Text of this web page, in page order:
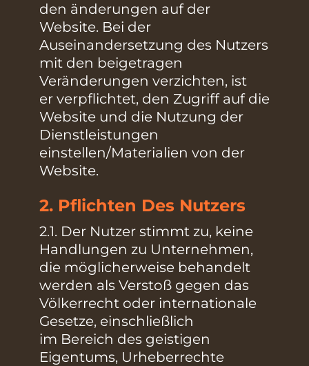
den änderungen auf der
Website. Bei der
Auseinandersetzung des Nutzers
mit den beigetragen
Veränderungen verzichten, ist
er verpflichtet, den Zugriff auf die
Website und die Nutzung der
Dienstleistungen
einstellen/Materialien von der
Website.
2. Pflichten Des Nutzers
2.1. Der Nutzer stimmt zu, keine
Handlungen zu Unternehmen,
die möglicherweise behandelt
werden als Verstoß gegen das
Völkerrecht oder internationale
Gesetze, einschließlich
im Bereich des geistigen
Eigentums, Urheberrechte